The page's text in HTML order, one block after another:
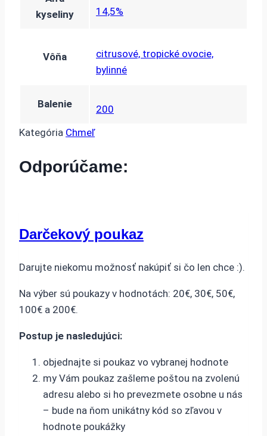
kyseliny
14,5%
Vôňa
citrusové, tropické ovocie,
bylinné
Balenie
200
Kategória Chmeľ
Odporúčame:
Darčekový poukaz
Darujte niekomu možnosť nakúpiť si čo len chce :).
Na výber sú poukazy v hodnotách: 20€, 30€, 50€,
100€ a 200€.
Postup je nasledujúci:
objednajte si poukaz vo vybranej hodnote
my Vám poukaz zašleme poštou na zvolenú
adresu alebo si ho prevezmete osobne u nás
– bude na ňom unikátny kód so zľavou v
hodnote poukážky